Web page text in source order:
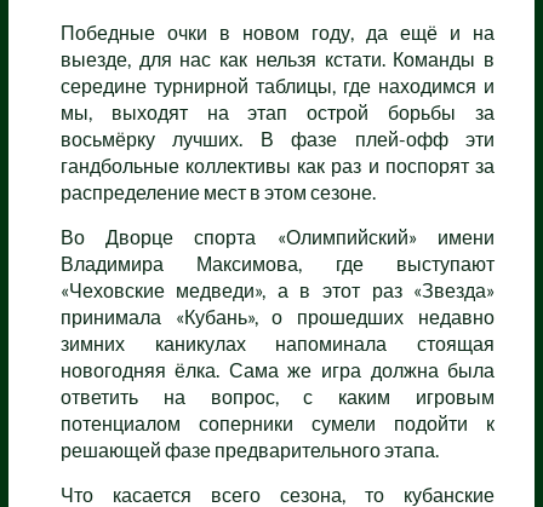
Победные очки в новом году, да ещё и на
выезде, для нас как нельзя кстати. Команды в
середине турнирной таблицы, где находимся и
мы, выходят на этап острой борьбы за
восьмёрку лучших. В фазе плей-офф эти
гандбольные коллективы как раз и поспорят за
распределение мест в этом сезоне.
Во Дворце спорта «Олимпийский» имени
Владимира Максимова, где выступают
«Чеховские медведи», а в этот раз «Звезда»
принимала «Кубань», о прошедших недавно
зимних каникулах напоминала стоящая
новогодняя ёлка. Сама же игра должна была
ответить на вопрос, с каким игровым
потенциалом соперники сумели подойти к
решающей фазе предварительного этапа.
Что касается всего сезона, то кубанские